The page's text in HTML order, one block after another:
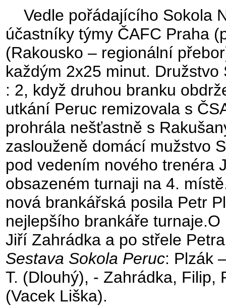
Vedle pořádajícího Sokola
účastníky týmy ČAFC Praha
(Rakousko – regionální
každým 2x25 minut.
: 2, když druhou branku
utkání Peruc remizovala s
prohrála nešťastně s
zaslouženě domácí mužstvo
pod vedením nového trenéra
obsazeném turnaji na 4.
nová brankářská posila Petr
nejlepšího brankáře
Jiří Zahrádka a po střele
Sestava Sokola Peruc: Plzák
T. (Dlouhý), - Zahrádka, Filip,
(Vacek Liška).